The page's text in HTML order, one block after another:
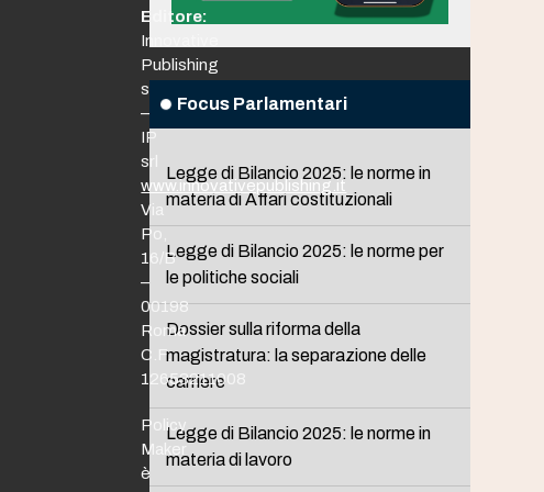
Focus Parlamentari
Legge di Bilancio 2025: le norme in
materia di Affari costituzionali
Legge di Bilancio 2025: le norme per
le politiche sociali
Dossier sulla riforma della
magistratura: la separazione delle
carriere
Legge di Bilancio 2025: le norme in
materia di lavoro
Editore:
Innovative
Publishing
srl
–
IP
srl
www.innovativepublishing.it
Via
Po,
16/B
–
00198
Roma
C.F.
12653211008
Policy
Maker
è